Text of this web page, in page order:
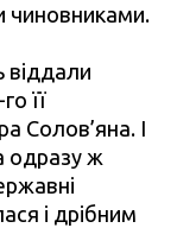
чиновниками.
віддали
її
Солов’яна. І
одразу ж
і дрібним